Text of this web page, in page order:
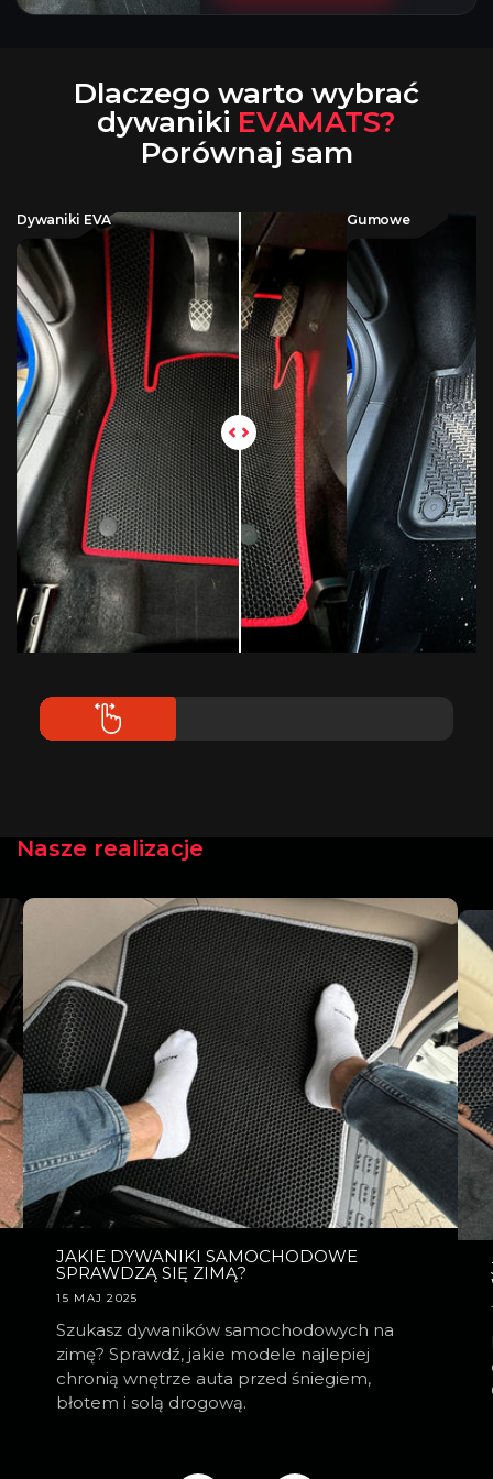
Dlaczego warto wybrać
dywaniki EVAMATS?
Porównaj sam
Dywaniki EVA Gumowe
Nasze realizacje
JAKIE DYWANIKI SAMOCHODOWE
SPRAWDZĄ SIĘ ZIMĄ?
15 MAJ 2025
Szukasz dywaników samochodowych na
zimę? Sprawdź, jakie modele najlepiej
chronią wnętrze auta przed śniegiem,
błotem i solą drogową.